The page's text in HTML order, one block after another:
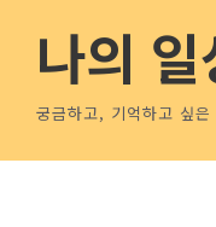
나의
궁금하고, 기억하고 싶